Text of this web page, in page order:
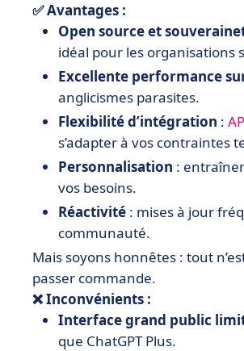
✅ Avantages :
Open source et
idéal pour les organisations
Excellente performance
anglicismes parasites.
Flexibilité d’intégration :
s’adapter à vos contraintes
Personnalisation :
vos besoins.
Réactivité : mises à jour
communauté.
Mais soyons honnêtes : tout
passer commande.
❌ Inconvénients :
Interface grand public
que ChatGPT Plus.